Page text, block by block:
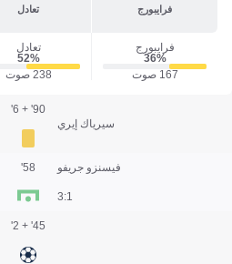
فرايبورج تعادل
فرايبورج
36‎%‎
167 صوت
تعادل
52‎%‎
238 صوت
سيرياك إيري
90' + 6'
فيسنزو جريفو
1:3
58'
45' + 2'